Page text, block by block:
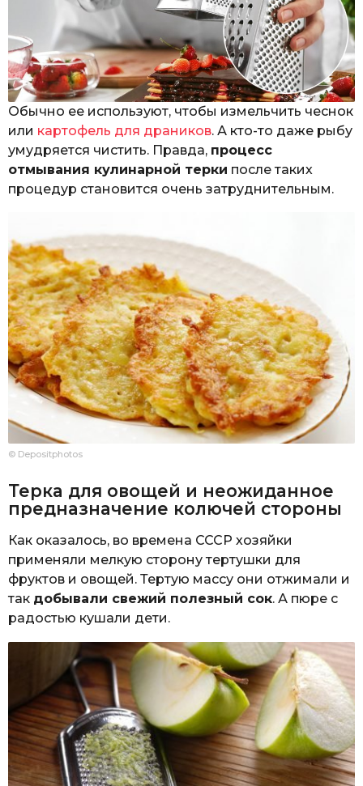
Обычно ее используют, чтобы измельчить чеснок
или картофель для драников. А кто-то даже рыбу
умудряется чистить. Правда, процесс
отмывания кулинарной терки после таких
процедур становится очень затруднительным.
© Depositphotos
Терка для овощей и неожиданное
предназначение колючей стороны
Как оказалось, во времена СССР хозяйки
применяли мелкую сторону тертушки для
фруктов и овощей. Тертую массу они отжимали и
так добывали свежий полезный сок. А пюре с
радостью кушали дети.